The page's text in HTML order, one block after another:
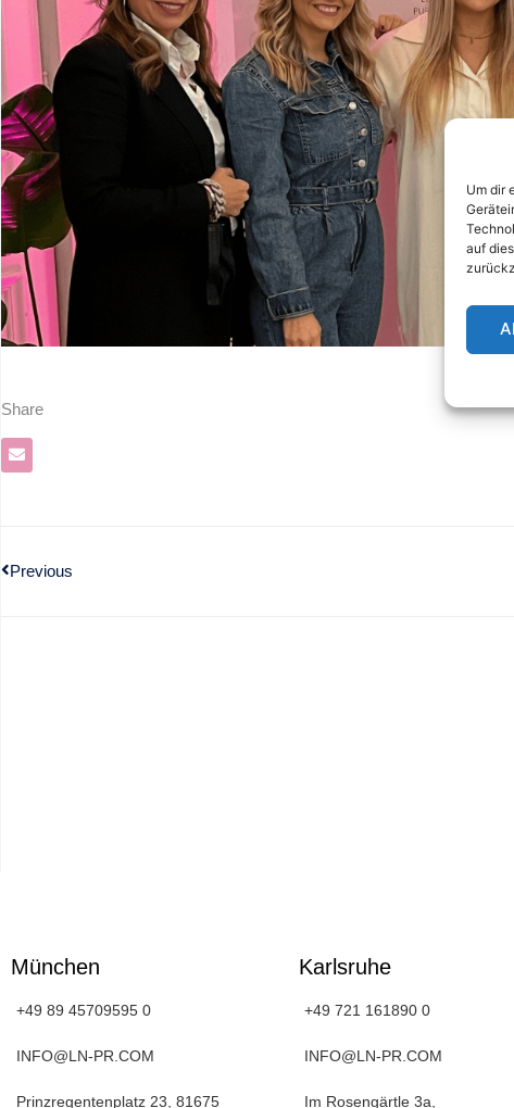
Um dir
auf
Share
Previous
München
+49 89 45709595 0
INFO@LN-PR.COM
Prinzregentenplatz 23, 81675
Karlsruhe
+49 721 161890 0
INFO@LN-PR.COM
Im Rosengärtle 3a,